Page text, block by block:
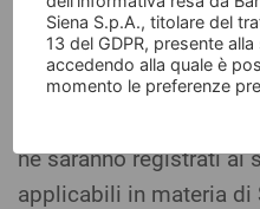
Exchange Act, la
Finanziari non è stata
States Commodity
né saranno registrati ai
applicabili in materia di
Siena S.p.A., titolare del
13 del GDPR, presente
accedendo alla quale è
momento le preferenze